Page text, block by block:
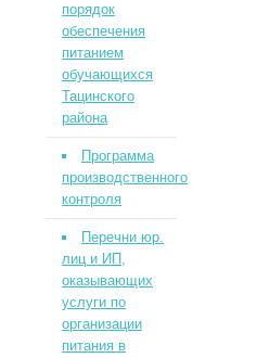
порядок
обеспечения
питанием
обучающихся
Тацинского
района
Программа
производственного
контроля
Перечни юр.
лиц и ИП,
оказывающих
услуги по
организации
питания в